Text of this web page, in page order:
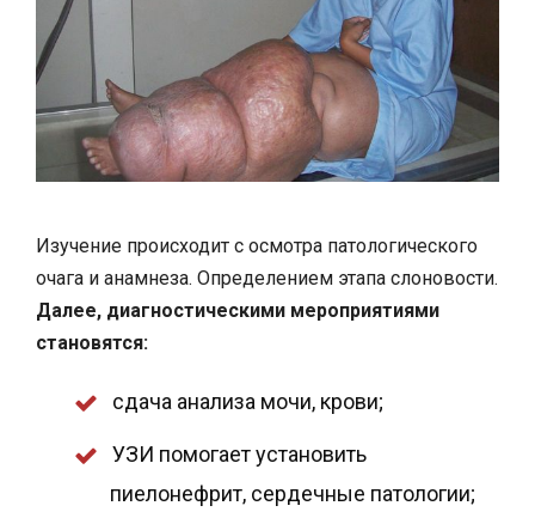
Изучение происходит с осмотра патологического
очага и анамнеза. Определением этапа слоновости.
Далее, диагностическими мероприятиями
становятся:
сдача анализа мочи, крови;
УЗИ помогает установить
пиелонефрит, сердечные патологии;